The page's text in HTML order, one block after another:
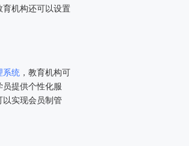
机构还可以设置
系统 ，教育机构可
提供个性化服
实现会员制管